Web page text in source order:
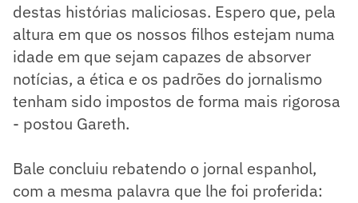
destas histórias maliciosas. Espero que, pela
altura em que os nossos filhos estejam numa
idade em que sejam capazes de absorver
notícias, a ética e os padrões do jornalismo
tenham sido impostos de forma mais rigorosa
- postou Gareth.
Bale concluiu rebatendo o jornal espanhol,
com a mesma palavra que lhe foi proferida: